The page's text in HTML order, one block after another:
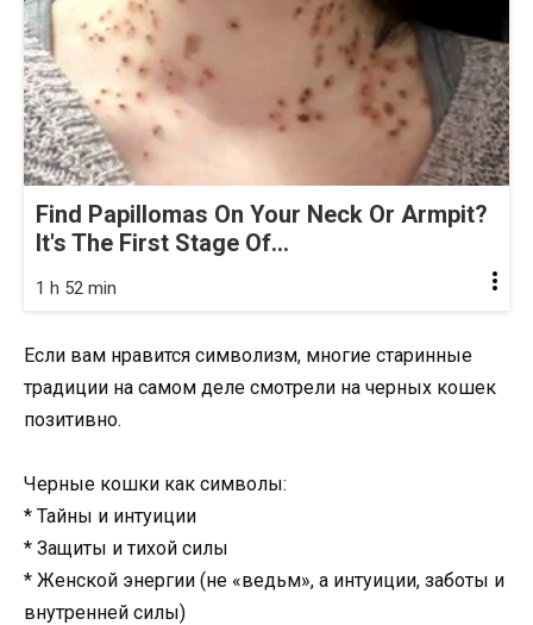
Find Papillomas On Your Neck Or Armpit?
It's The First Stage Of...
1 h 52 min
Если вам нравится символизм, многие старинные
традиции на самом деле смотрели на черных кошек
позитивно.
Черные кошки как символы:
* Тайны и интуиции
* Защиты и тихой силы
* Женской энергии (не «ведьм», а интуиции, заботы и
внутренней силы)